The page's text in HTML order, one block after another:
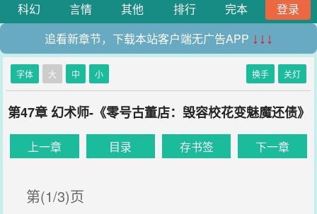
科幻
言情 其他 排行 完本
登录
追看新章节，下载本站客户端无广告APP ↓↓↓
字体 大 中 小 换手 关灯
第47章 幻术师-《零号古董店：毁容校花变魅魔还债》
上一章 目录 存书签 下一章
第(1/3)页